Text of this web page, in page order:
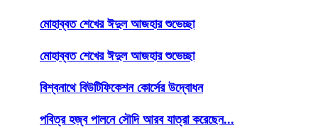
মোহাব্বত শেখের ঈদুল আজহার শুভেচ্ছা
মোহাব্বত শেখের ঈদুল আজহার শুভেচ্ছা
বিশ্বনাথে বিউটিফিকেশন কোর্সের উদ্বোধন
পবিত্র হজ্ব পালনে সৌদি আরব যাত্রা করেছেন...